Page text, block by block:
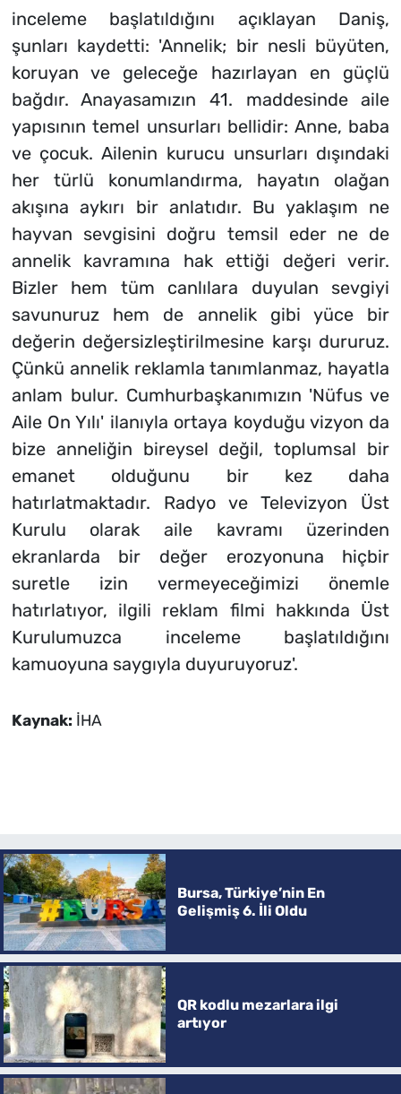
inceleme başlatıldığını açıklayan Daniş,
şunları kaydetti: 'Annelik; bir nesli büyüten,
koruyan ve geleceğe hazırlayan en güçlü
bağdır. Anayasamızın 41. maddesinde aile
yapısının temel unsurları bellidir: Anne, baba
ve çocuk. Ailenin kurucu unsurları dışındaki
her türlü konumlandırma, hayatın olağan
akışına aykırı bir anlatıdır. Bu yaklaşım ne
hayvan sevgisini doğru temsil eder ne de
annelik kavramına hak ettiği değeri verir.
Bizler hem tüm canlılara duyulan sevgiyi
savunuruz hem de annelik gibi yüce bir
değerin değersizleştirilmesine karşı dururuz.
Çünkü annelik reklamla tanımlanmaz, hayatla
anlam bulur. Cumhurbaşkanımızın 'Nüfus ve
Aile On Yılı' ilanıyla ortaya koyduğu vizyon da
bize anneliğin bireysel değil, toplumsal bir
emanet olduğunu bir kez daha
hatırlatmaktadır. Radyo ve Televizyon Üst
Kurulu olarak aile kavramı üzerinden
ekranlarda bir değer erozyonuna hiçbir
suretle izin vermeyeceğimizi önemle
hatırlatıyor, ilgili reklam filmi hakkında Üst
Kurulumuzca inceleme başlatıldığını
kamuoyuna saygıyla duyuruyoruz'.
Kaynak: İHA
Bursa, Türkiye’nin En
Gelişmiş 6. İli Oldu
QR kodlu mezarlara ilgi
artıyor